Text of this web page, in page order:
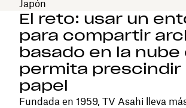
Japón
El reto: usar un
para compartir
basado en la nube
permita prescindir
papel
Fundada en 1959, TV Asahi lleva